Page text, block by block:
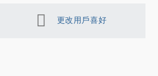
更改用戶喜好